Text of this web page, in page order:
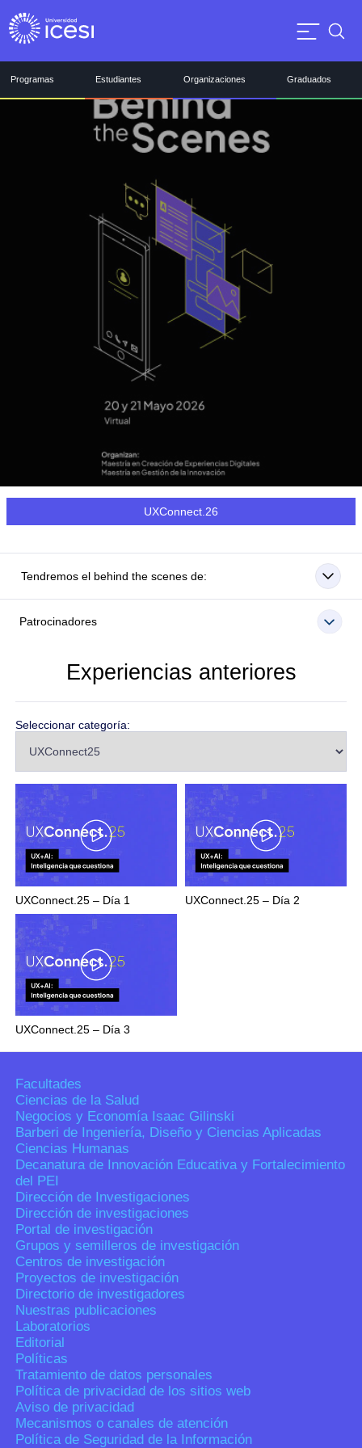
Programas Estudiantes Organizaciones Graduados
UXConnect.26
Tendremos el behind the scenes de:
Patrocinadores
Experiencias anteriores
Seleccionar categoría:
UXConnect.25 – Día 1 UXConnect.25 – Día 2
UXConnect.25 – Día 3
Facultades
Ciencias de la Salud
Negocios y Economía Isaac Gilinski
Barberi de Ingeniería, Diseño y Ciencias Aplicadas
Ciencias Humanas
Decanatura de Innovación Educativa y Fortalecimiento
del PEI
Dirección de Investigaciones
Dirección de investigaciones
Portal de investigación
Grupos y semilleros de investigación
Centros de investigación
Proyectos de investigación
Directorio de investigadores
Nuestras publicaciones
Laboratorios
Editorial
Políticas
Tratamiento de datos personales
Política de privacidad de los sitios web
Aviso de privacidad
Mecanismos o canales de atención
Política de Seguridad de la Información